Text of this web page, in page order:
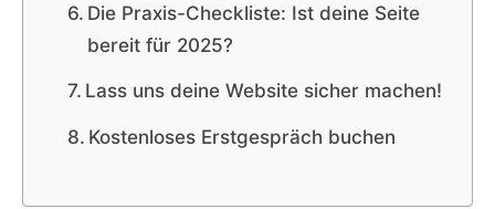
Die Praxis-Checkliste: Ist deine Seite
bereit für 2025?
Lass uns deine Website sicher machen!
Kostenloses Erstgespräch buchen